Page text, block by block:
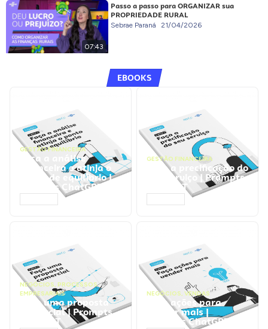
07:43
Passo a passo para ORGANIZAR sua
PROPRIEDADE RURAL
Sebrae Paraná 21/04/2026
EBOOKS
GESTÃO FINANCEIRA
Faça a análise
financeira e atinja o
ponto de equilíbrio |
Prompts ChatGPT
GESTÃO FINANCEIRA
Faça a precificação do
seu serviço | Prompts
ChatGPT
NEGÓCIOS, PROCESSOS
EMPRESARIAIS
Faça uma proposta
comercial | Prompts
ChatGPT
NEGÓCIOS, VENDAS
Faça ações para
vender mais |
Prompts ChatGPT